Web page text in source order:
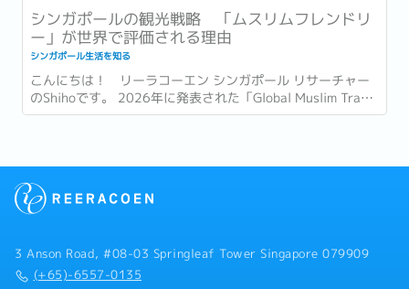
シンガポールの観光戦略 「ムスリムフレンドリ
ー」が世界で評価される理由
シンガポール生活を知る
こんにちは！ リーラコーエン シンガポール リサーチャー
のShihoです。 2026年に発表された「Global Muslim Travel
Index 2026」(GMTI) というムスリム (イスラム教を信仰し
3 Anson Road, #08-03 Springleaf Tower Singapore 079909
(+65)-6557-0135